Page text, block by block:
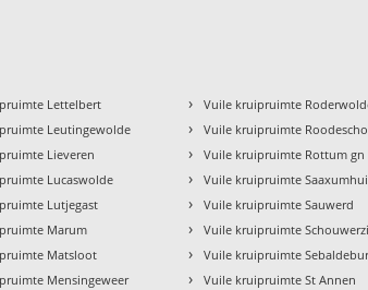
Lettelbert
Leutingewolde
Lieveren
Lucaswolde
Lutjegast
Marum
Matsloot
Mensingeweer
› Vuile kruipruimte
› Vuile kruipruimte
› Vuile kruipruimte Rottum gn
› Vuile kruipruimte
› Vuile kruipruimte Sauwerd
› Vuile kruipruimte
› Vuile kruipruimte
› Vuile kruipruimte St Annen